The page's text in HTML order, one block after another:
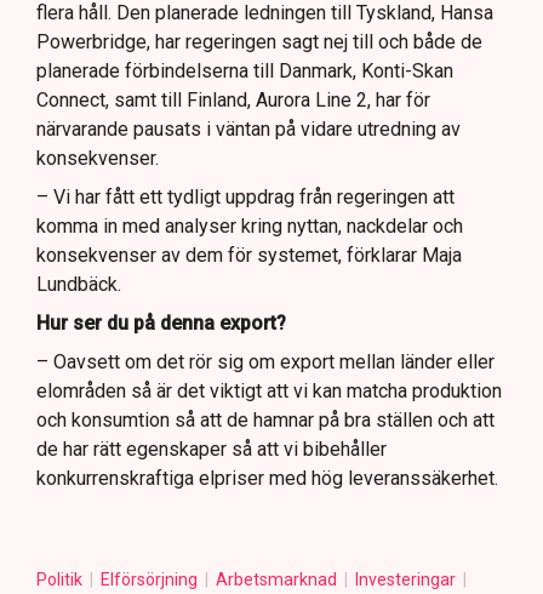
flera håll. Den planerade ledningen till Tyskland, Hansa
Powerbridge, har regeringen sagt nej till och både de
planerade förbindelserna till Danmark, Konti-Skan
Connect, samt till Finland, Aurora Line 2, har för
närvarande pausats i väntan på vidare utredning av
konsekvenser.
– Vi har fått ett tydligt uppdrag från regeringen att
komma in med analyser kring nyttan, nackdelar och
konsekvenser av dem för systemet, förklarar Maja
Lundbäck.
Hur ser du på denna export?
– Oavsett om det rör sig om export mellan länder eller
elområden så är det viktigt att vi kan matcha produktion
och konsumtion så att de hamnar på bra ställen och att
de har rätt egenskaper så att vi bibehåller
konkurrenskraftiga elpriser med hög leveranssäkerhet.
Politik Elförsörjning Arbetsmarknad
Investeringar